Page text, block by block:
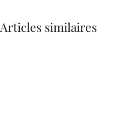
Articles similaires